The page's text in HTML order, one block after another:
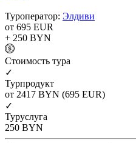
Туроператор: Элдиви
от 695 EUR
+ 250 BYN
Cтоимость тура
✓
Турпродукт
от 2417 BYN (695 EUR)
✓
Туруслуга
250 BYN